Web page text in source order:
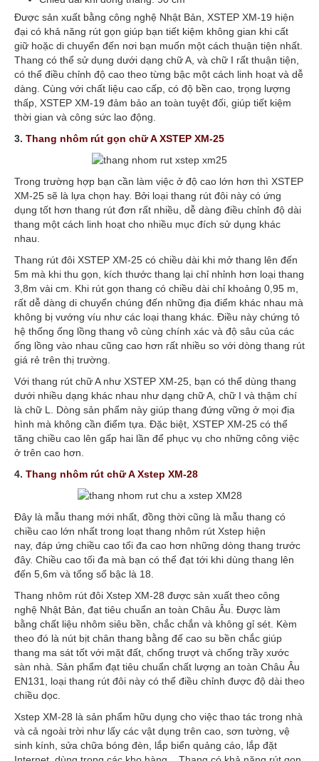
Được sản xuất bằng công nghệ Nhật Bản, XSTEP XM-19 hiện
đại có khả năng rút gọn giúp bạn tiết kiệm không gian khi cất
giữ hoặc di chuyển đến nơi bạn muốn một cách thuận tiện nhất.
Thang có thể sử dụng dưới dạng chữ A, và chữ I rất thuận tiện,
có thể điều chỉnh độ cao theo từng bậc một cách linh hoạt và dễ
dàng. Cùng với chất liệu cao cấp, có độ bền cao, trọng lượng
thấp, XSTEP XM-19 đảm bảo an toàn tuyệt đối, giúp tiết kiệm
thời gian và công sức lao động.
3. Thang nhôm rút gọn chữ A XSTEP XM-25
Trong trường hợp bạn cần làm việc ở độ cao lớn hơn thì XSTEP
XM-25 sẽ là lựa chọn hay. Bởi loại thang rút đôi này có ứng
dụng tốt hơn thang rút đơn rất nhiều, dễ dàng điều chỉnh độ dài
thang một cách linh hoạt cho nhiều mục đích sử dụng khác
nhau.
Thang rút đôi XSTEP XM-25 có chiều dài khi mở thang lên đến
5m mà khi thu gọn, kích thước thang lại chỉ nhỉnh hơn loại thang
3,8m vài cm. Khi rút gọn thang có chiều dài chỉ khoảng 0,95 m,
rất dễ dàng di chuyển chúng đến những địa điểm khác nhau mà
không bị vướng víu như các loại thang khác. Điều này chứng tỏ
hệ thống ống lồng thang vô cùng chính xác và độ sâu của các
ống lồng vào nhau cũng cao hơn rất nhiều so với dòng thang rút
giá rẻ trên thị trường.
Với thang rút chữ A như XSTEP XM-25, bạn có thể dùng thang
dưới nhiều dạng khác nhau như dạng chữ A, chữ I và thậm chí
là chữ L. Dòng sản phẩm này giúp thang đứng vững ở mọi địa
hình mà không cần điểm tựa. Đặc biệt, XSTEP XM-25 có thể
tăng chiều cao lên gấp hai lần để phục vụ cho những công việc
ở trên cao hơn.
4. Thang nhôm rút chữ A Xstep XM-28
Đây là mẫu thang mới nhất, đồng thời cũng là mẫu thang có
chiều cao lớn nhất trong loạt thang nhôm rút Xstep hiện
nay, đáp ứng chiều cao tối đa cao hơn những dòng thang trước
đây. Chiều cao tối đa mà bạn có thể đạt tới khi dùng thang lên
đến 5,6m và tổng số bậc là 18.
Thang nhôm rút đôi Xstep XM-28 được sản xuất theo công
nghệ Nhật Bản, đạt tiêu chuẩn an toàn Châu Âu. Được làm
bằng chất liệu nhôm siêu bền, chắc chắn và không gỉ sét. Kèm
theo đó là nút bịt chân thang bằng đế cao su bền chắc giúp
thang ma sát tốt với mặt đất, chống trượt và chống trầy xước
sàn nhà. Sản phẩm đạt tiêu chuẩn chất lượng an toàn Châu Âu
EN131, loại thang rút đôi này có thể điều chỉnh được độ dài theo
chiều dọc.
Xstep XM-28 là sản phẩm hữu dụng cho việc thao tác trong nhà
và cả ngoài trời như lấy các vật dụng trên cao, sơn tường, vệ
sinh kính, sửa chữa bóng đèn, lắp biển quảng cáo, lắp đặt